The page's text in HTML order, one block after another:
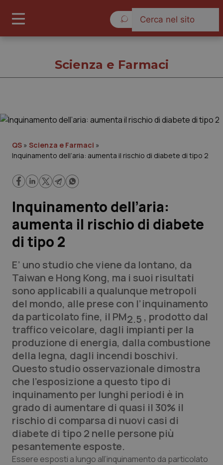
Cronache
Lavoro e Professioni
Scienza e Farmaci
Studi e Analisi
Lettere al direttore
Edizioni Regionali
QS Pro
Professionisti Sanitari.AI
Abruzzo
Basilicata
Calabria
QS Pro Gold
Artrite & artrosi
Asma & BPCO
QS Club Newsletter
Scienza e Farmaci
QS » Scienza e Farmaci »
Inquinamento dell’aria: aumenta il rischio di diabete di tipo 2
Inquinamento dell’aria:
aumenta il rischio di diabete
di tipo 2
E’ uno studio che viene da lontano, da
Taiwan e Hong Kong, ma i suoi risultati
sono applicabili a qualunque metropoli
del mondo, alle prese con l’inquinamento
da particolato fine, il PM2.5 , prodotto dal
traffico veicolare, dagli impianti per la
produzione di energia, dalla combustione
della legna, dagli incendi boschivi.
Questo studio osservazionale dimostra
che l’esposizione a questo tipo di
inquinamento per lunghi periodi è in
grado di aumentare di quasi il 30% il
rischio di comparsa di nuovi casi di
diabete di tipo 2 nelle persone più
pesantemente esposte.
Essere esposti a lungo all’inquinamento da particolato